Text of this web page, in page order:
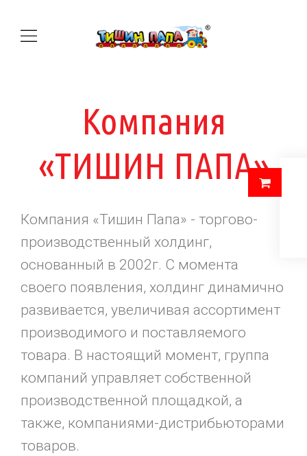
Летающий
диск
Вертокрыл
Набор
летающих
тарелок
№1
Настольная
игра
"Шашки-
Нарды"
Новинка
Шар
Копилка
Набор
песочный№13
Африка
Набор
песочный№14
Африка
Бросатель
с мячом 1
шт
Батен
Набор
летний№3
Компания
«ТИШИН ПАПА»
Компания «Тишин Папа» - торгово-
производственный холдинг,
основанный в 2002г. С момента
своего появления, холдинг динамично
развивается, увеличивая ассортимент
производимого и поставляемого
товара. В настоящий момент, группа
компаний управляет собственной
производственной площадкой, а
также, компаниями-дистрибьюторами
товаров.